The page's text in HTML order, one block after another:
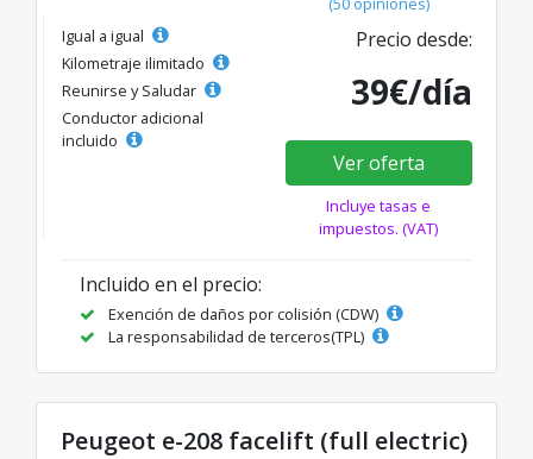
Igual a igual
Kilometraje ilimitado
Reunirse y Saludar
Conductor adicional
incluido
Precio desde:
39€/día
Ver oferta
Incluye tasas e
impuestos. (VAT)
Incluido en el precio:
Exención de daños por colisión (CDW)
La responsabilidad de terceros(TPL)
Peugeot e-208 facelift (full electric)